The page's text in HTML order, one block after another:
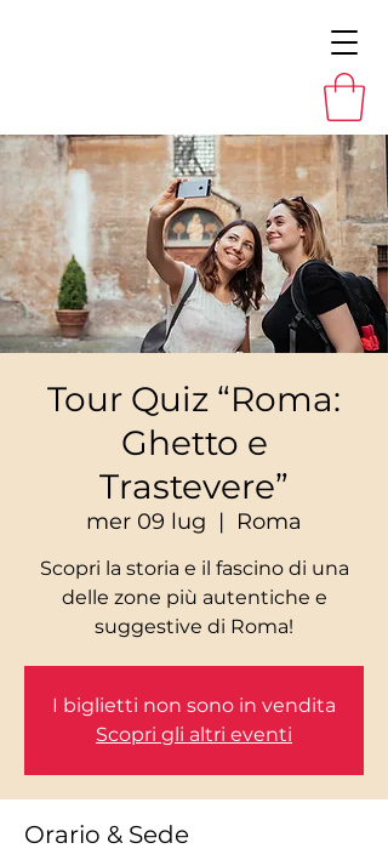
Tour Quiz “Roma:
Ghetto e
Trastevere”
mer 09 lug
  |
Roma
Scopri la storia e il fascino di una
delle zone più autentiche e
I biglietti non sono in vendita
Scopri gli altri eventi
Orario & Sede